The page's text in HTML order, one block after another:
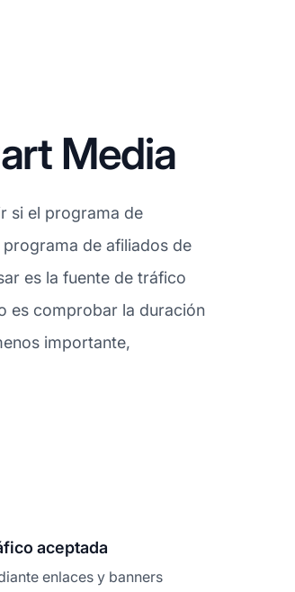
Media
si el programa de
de afiliados de
es la fuente de tráfico
es comprobar la duración
importante,
aceptada
enlaces y banners